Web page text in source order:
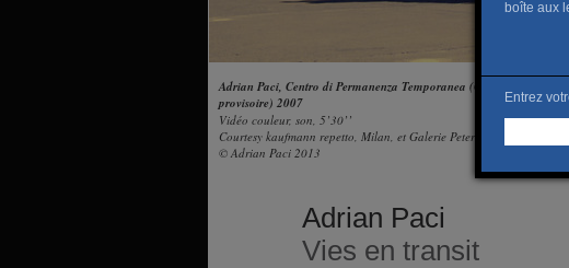
Adrian Paci, Centro di Permanenza Temporanea (Centre de détention
provisoire) 2007
Vidéo couleur, son, 5’30’’
Courtesy kaufmann repetto, Milan, et Galerie Peter Kilchmann, Zurich.
© Adrian Paci 2013
Adrian Paci
Vies en transit